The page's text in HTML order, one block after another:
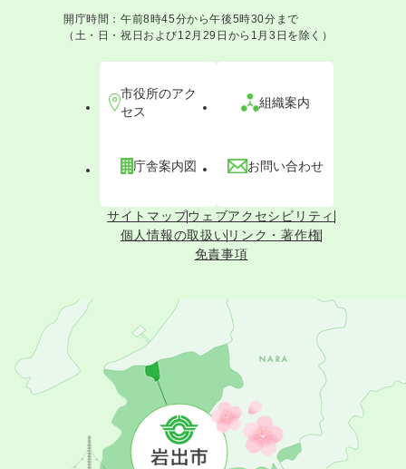
開庁時間：午前8時45分から午後5時30分まで
（土・日・祝日および12月29日から1月3日を除く）
市役所のアク
セス
組織案内
庁舎案内図 お問い合わせ
サイトマップウェブアクセシビリティ
個人情報の取扱い リンク・著作権
免責事項